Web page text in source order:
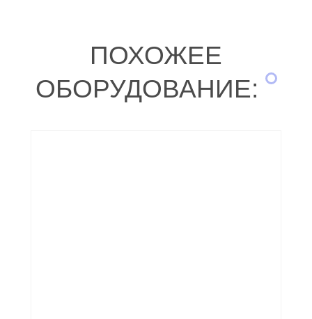
ПОХОЖЕЕ
ОБОРУДОВАНИЕ: